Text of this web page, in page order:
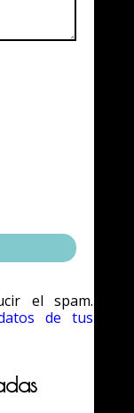
el spam.
de tus